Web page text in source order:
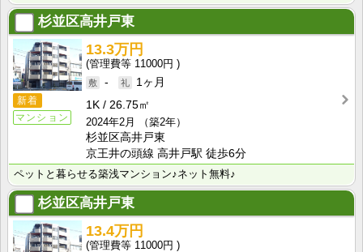
杉並区高井戸東
新着
マンション
13.3万円
11000円
-
1ヶ月
1K
26.75㎡
2024年2月
（築2年）
杉並区高井戸東
京王井の頭線 高井戸駅 徒歩6分
ペットと暮らせる築浅マンション♪ネット無料♪
杉並区高井戸東
13.4万円
11000円